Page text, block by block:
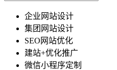
企业网站设计
集团网站设计
SEO网站优化
建站+优化推广
微信小程序定制